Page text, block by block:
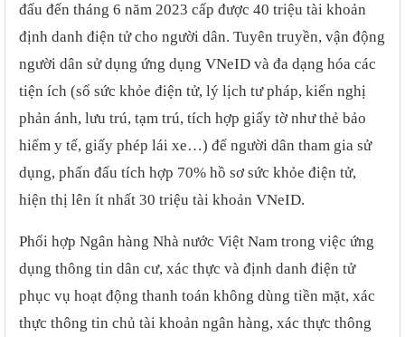
đấu đến tháng 6 năm 2023 cấp được 40 triệu tài khoản
định danh điện tử cho người dân. Tuyên truyền, vận động
người dân sử dụng ứng dụng VNeID và đa dạng hóa các
tiện ích (sổ sức khỏe điện tử, lý lịch tư pháp, kiến nghị
phản ánh, lưu trú, tạm trú, tích hợp giấy tờ như thẻ bảo
hiểm y tế, giấy phép lái xe…) để người dân tham gia sử
dụng, phấn đấu tích hợp 70% hồ sơ sức khỏe điện tử,
hiện thị lên ít nhất 30 triệu tài khoản VNeID.
Phối hợp Ngân hàng Nhà nước Việt Nam trong việc ứng
dụng thông tin dân cư, xác thực và định danh điện tử
phục vụ hoạt động thanh toán không dùng tiền mặt, xác
thực thông tin chủ tài khoản ngân hàng, xác thực thông